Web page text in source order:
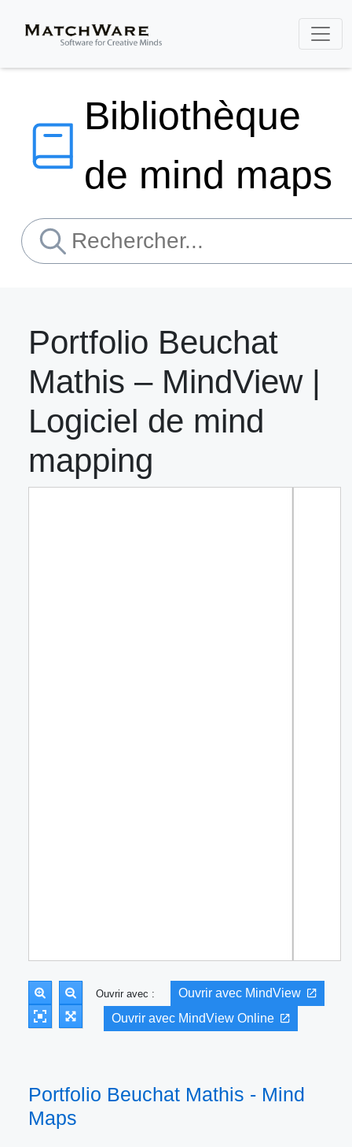
Bibliothèque
de mind maps
Portfolio Beuchat
Mathis – MindView |
Logiciel de mind
mapping
Ouvrir avec :
Ouvrir avec MindView
Ouvrir avec MindView Online
Portfolio Beuchat Mathis - Mind
Maps